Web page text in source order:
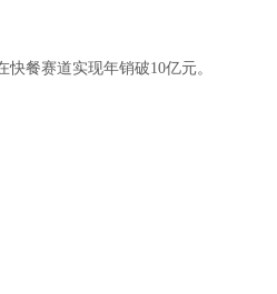
餐赛道实现年销破10亿元。